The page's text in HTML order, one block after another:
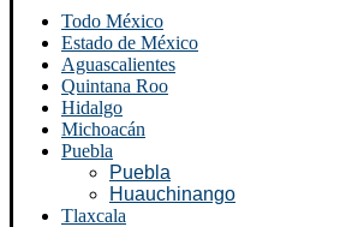
Todo México
Estado de México
Aguascalientes
Quintana Roo
Hidalgo
Michoacán
Puebla
Puebla
Huauchinango
Tlaxcala